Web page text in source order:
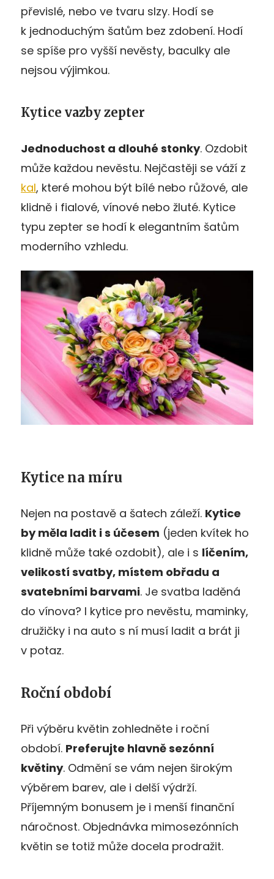
převislé, nebo ve tvaru slzy. Hodí se
k jednoduchým šatům bez zdobení. Hodí
se spíše pro vyšší nevěsty, baculky ale
nejsou výjimkou.
Kytice vazby zepter
Jednoduchost a dlouhé stonky. Ozdobit
může každou nevěstu. Nejčastěji se váží z
kal, které mohou být bílé nebo růžové, ale
klidně i fialové, vínové nebo žluté. Kytice
typu zepter se hodí k elegantním šatům
moderního vzhledu.
Kytice na míru
Nejen na postavě a šatech záleží. Kytice
by měla ladit i s účesem (jeden kvítek ho
klidně může také ozdobit), ale i s líčením,
velikostí svatby, místem obřadu a
svatebními barvami. Je svatba laděná
do vínova? I kytice pro nevěstu, maminky,
družičky i na auto s ní musí ladit a brát ji
v potaz.
Roční období
Při výběru květin zohledněte i roční
období. Preferujte hlavně sezónní
květiny. Odmění se vám nejen širokým
výběrem barev, ale i delší výdrží.
Příjemným bonusem je i menší finanční
náročnost. Objednávka mimosezónních
květin se totiž může docela prodražit.